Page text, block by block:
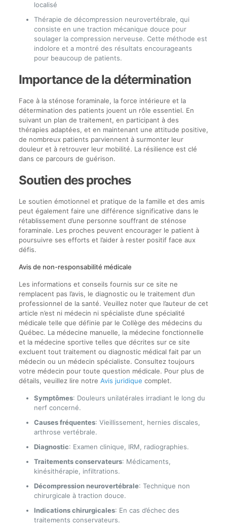
localisé
Thérapie de décompression neurovertébrale, qui
consiste en une traction mécanique douce pour
soulager la compression nerveuse. Cette méthode est
indolore et a montré des résultats encourageants
pour beaucoup de patients.
Importance de la détermination
Face à la sténose foraminale, la force intérieure et la
détermination des patients jouent un rôle essentiel. En
suivant un plan de traitement, en participant à des
thérapies adaptées, et en maintenant une attitude positive,
de nombreux patients parviennent à surmonter leur
douleur et à retrouver leur mobilité. La résilience est clé
dans ce parcours de guérison.
Soutien des proches
Le soutien émotionnel et pratique de la famille et des amis
peut également faire une différence significative dans le
rétablissement d’une personne souffrant de sténose
foraminale. Les proches peuvent encourager le patient à
poursuivre ses efforts et l’aider à rester positif face aux
défis.
Avis de non-responsabilité médicale
Les informations et conseils fournis sur ce site ne
remplacent pas l’avis, le diagnostic ou le traitement d’un
professionnel de la santé. Veuillez noter que l’auteur de cet
article n’est ni médecin ni spécialiste d’une spécialité
médicale telle que définie par le Collège des médecins du
Québec. La médecine manuelle, la médecine fonctionnelle
et la médecine sportive telles que décrites sur ce site
excluent tout traitement ou diagnostic médical fait par un
médecin ou un médecin spécialiste. Consultez toujours
votre médecin pour toute question médicale. Pour plus de
détails, veuillez lire notre Avis juridique complet.
Symptômes: Douleurs unilatérales irradiant le long du
nerf concerné.
Causes fréquentes: Vieillissement, hernies discales,
arthrose vertébrale.
Diagnostic: Examen clinique, IRM, radiographies.
Traitements conservateurs: Médicaments,
kinésithérapie, infiltrations.
Décompression neurovertébrale: Technique non
chirurgicale à traction douce.
Indications chirurgicales: En cas d’échec des
traitements conservateurs.